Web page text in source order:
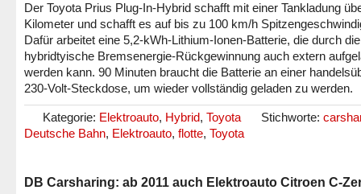
Der Toyota Prius Plug-In-Hybrid schafft mit einer Tankladung
Kilometer und schafft es auf bis zu 100 km/h
Dafür arbeitet eine 5,2-kWh-Lithium-Ionen-Batterie, die durch die
hybridtyische Bremsenergie-Rückgewinnung auch extern
werden kann. 90 Minuten braucht die Batterie an einer
230-Volt-Steckdose, um wieder vollständig geladen zu werden.
Kategorie: Elektroauto, Hybrid, Toyota Stichworte:
Deutsche Bahn, Elektroauto, flotte, Toyota
DB Carsharing: ab 2011 auch Elektroauto Citroen C-